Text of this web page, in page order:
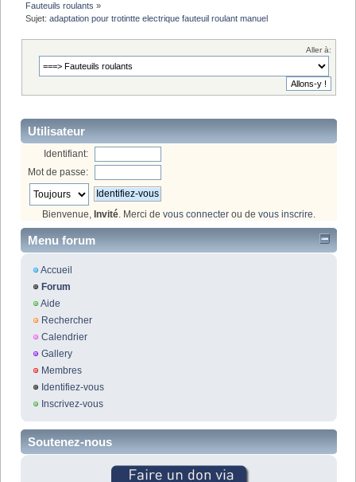
Fauteuils roulants »
Sujet:adaptation pour trotintte electrique fauteuil roulant manuel
Aller à:
Utilisateur
Identifiant:
Mot de passe:
Bienvenue, Invité. Merci de vous connecter ou de vous inscrire.
Menu forum
Accueil
Forum
Aide
Rechercher
Calendrier
Gallery
Membres
Identifiez-vous
Inscrivez-vous
Soutenez-nous